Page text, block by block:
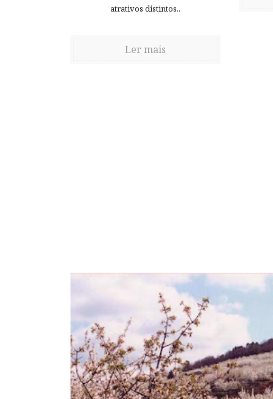
atrativos distintos..
Ler mais